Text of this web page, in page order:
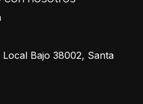
Bajo 38002, Santa